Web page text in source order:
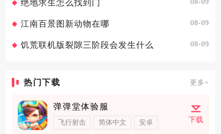
绝地求生怎么找到门
江南百景图新动物在哪 08-09
饥荒联机版裂隙三阶段会发生什么 08-09
热门下载 更多+
弹弹堂体验服
飞行射击 简体中文 安卓 下载